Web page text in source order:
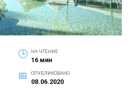
НА ЧТЕНИЕ
16 мин
ОПУБЛИКОВАНО
08.06.2020